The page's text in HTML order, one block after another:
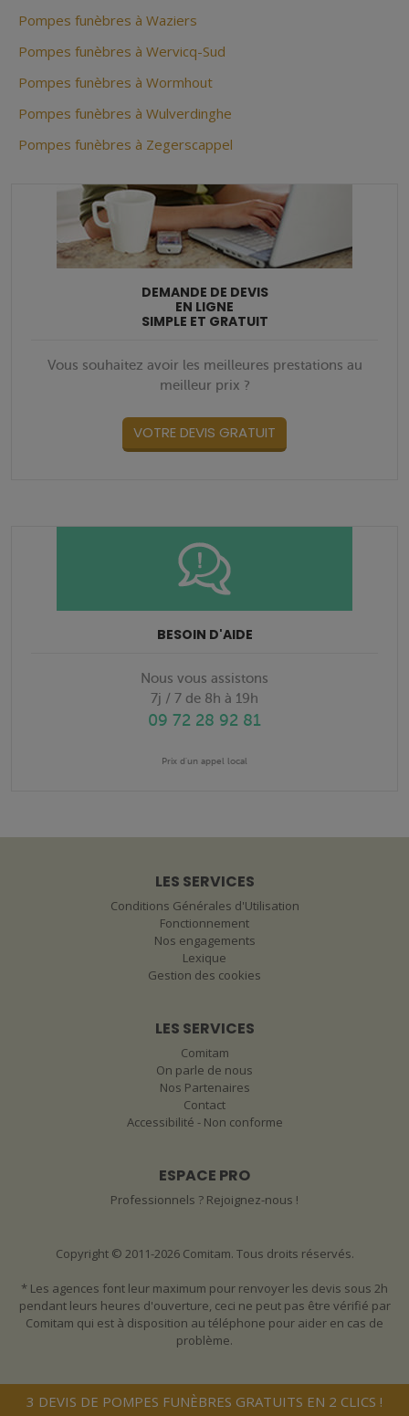
Pompes funèbres à Waziers
Pompes funèbres à Wervicq-Sud
Pompes funèbres à Wormhout
Pompes funèbres à Wulverdinghe
Pompes funèbres à Zegerscappel
DEMANDE DE DEVIS
EN LIGNE
SIMPLE ET GRATUIT
Vous souhaitez avoir les meilleures prestations au
meilleur prix ?
VOTRE DEVIS GRATUIT
BESOIN D'AIDE
Nous vous assistons
7j / 7 de 8h à 19h
09 72 28 92 81
Prix d'un appel local
LES SERVICES
Conditions Générales d'Utilisation
Fonctionnement
Nos engagements
Lexique
Gestion des cookies
LES SERVICES
Comitam
On parle de nous
Nos Partenaires
Contact
Accessibilité - Non conforme
ESPACE PRO
Professionnels ? Rejoignez-nous !
Copyright © 2011-2026 Comitam. Tous droits réservés.
* Les agences font leur maximum pour renvoyer les devis sous 2h
pendant leurs heures d'ouverture, ceci ne peut pas être vérifié par
Comitam qui est à disposition au téléphone pour aider en cas de
problème.
3 DEVIS DE POMPES FUNÈBRES GRATUITS EN 2 CLICS !